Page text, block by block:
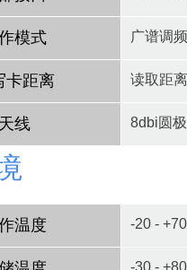
模式 广谱调
卡距离 读取距
天线 8dbi圆
温度 -20 -